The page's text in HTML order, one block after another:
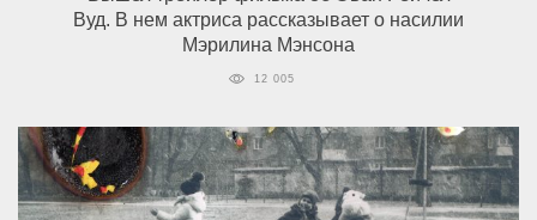
Вуд. В нем актриса рассказывает о насилии
Мэрилина Мэнсона
12 005